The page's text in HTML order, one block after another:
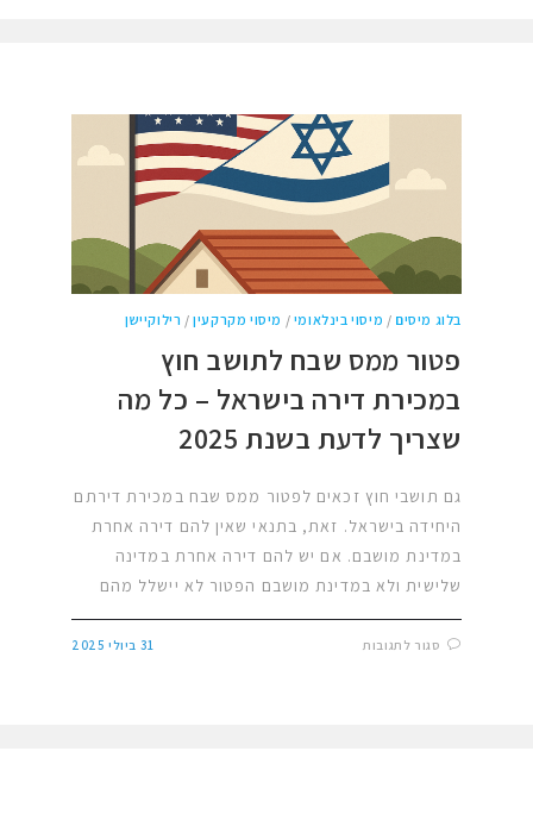
בלוג מיסים / מיסוי בינלאומי / מיסוי מקרקעין/ רילוקיישן
פטור ממס שבח לתושב חוץ
במכירת דירה בישראל – כל מה
שצריך לדעת בשנת 2025
גם תושבי חוץ זכאים לפטור ממס שבח במכירת דירתם
היחידה בישראל. זאת, בתנאי שאין להם דירה אחרת
במדינת מושבם. אם יש להם דירה אחרת במדינה
שלישית ולא במדינת מושבם הפטור לא יישלל מהם
סגור לתגובות 31 ביולי 2025